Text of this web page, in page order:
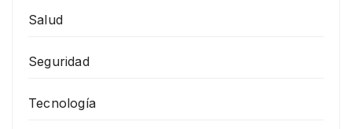
Salud
Seguridad
Tecnología